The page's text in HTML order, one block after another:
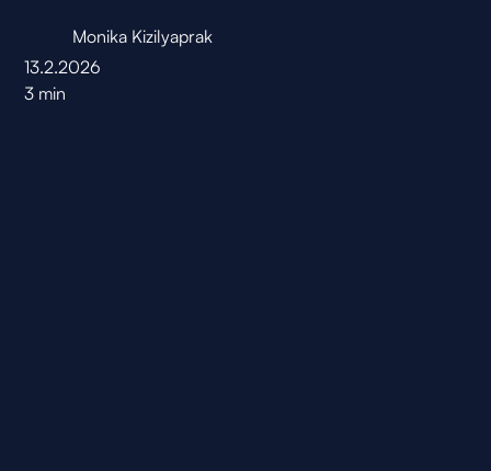
Monika Kizilyaprak
13.2.2026
3 min